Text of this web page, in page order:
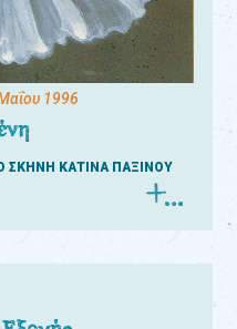
1996
ΣΚΗΝΗ ΚΑΤΙΝΑ ΠΑΞΙΝΟΥ